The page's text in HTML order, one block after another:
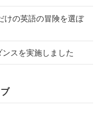
けの英語の冒険を選ぼ
ンスを実施しました